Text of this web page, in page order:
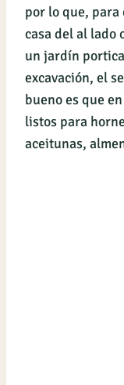
por lo que,
casa del al lado
un jardín
excavación, el
bueno es que
listos para
aceitunas,